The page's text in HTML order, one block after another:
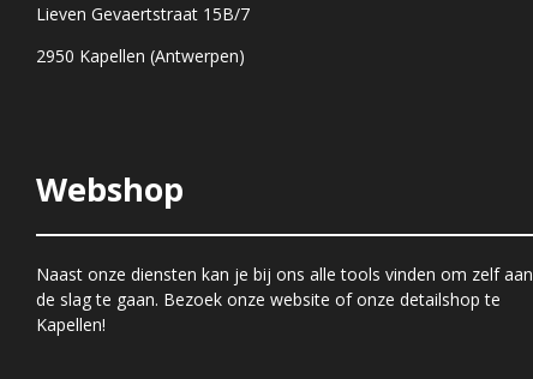
Lieven Gevaertstraat 15B/7
2950 Kapellen (Antwerpen)
Webshop
Naast onze diensten kan je bij ons alle tools vinden om zelf aan
de slag te gaan. Bezoek onze website of onze detailshop te
Kapellen!